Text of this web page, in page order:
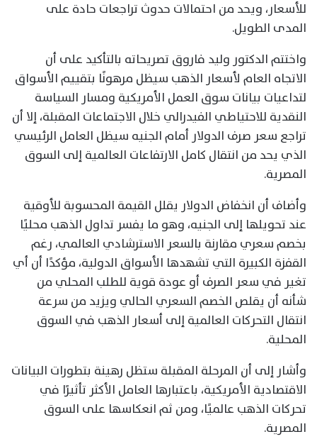
للأسعار، ويحد من احتمالات حدوث تراجعات حادة على
المدى الطويل.
واختتم الدكتور وليد فاروق تصريحاته بالتأكيد على أن
الاتجاه العام لأسعار الذهب سيظل مرهونًا بتقييم الأسواق
لتداعيات بيانات سوق العمل الأمريكية ومسار السياسة
النقدية للاحتياطي الفيدرالي خلال الاجتماعات المقبلة، إلا أن
تراجع سعر صرف الدولار أمام الجنيه سيظل العامل الرئيسي
الذي يحد من انتقال كامل الارتفاعات العالمية إلى السوق
المصرية.
وأضاف أن انخفاض الدولار يقلل القيمة المحسوبة للأوقية
عند تحويلها إلى الجنيه، وهو ما يفسر تداول الذهب محليًا
بخصم سعري مقارنة بالسعر الاسترشادي العالمي، رغم
القفزة الكبيرة التي تشهدها الأسواق الدولية، مؤكدًا أن أي
تغير في سعر الصرف أو عودة قوية للطلب المحلي من
شأنه أن يقلص الخصم السعري الحالي ويزيد من سرعة
انتقال التحركات العالمية إلى أسعار الذهب في السوق
المحلية.
وأشار إلى أن المرحلة المقبلة ستظل رهينة بتطورات البيانات
الاقتصادية الأمريكية، باعتبارها العامل الأكثر تأثيرًا في
تحركات الذهب عالميًا، ومن ثم انعكاسها على السوق
المصرية.